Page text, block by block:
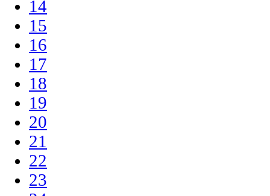
14
15
16
17
18
19
20
21
22
23